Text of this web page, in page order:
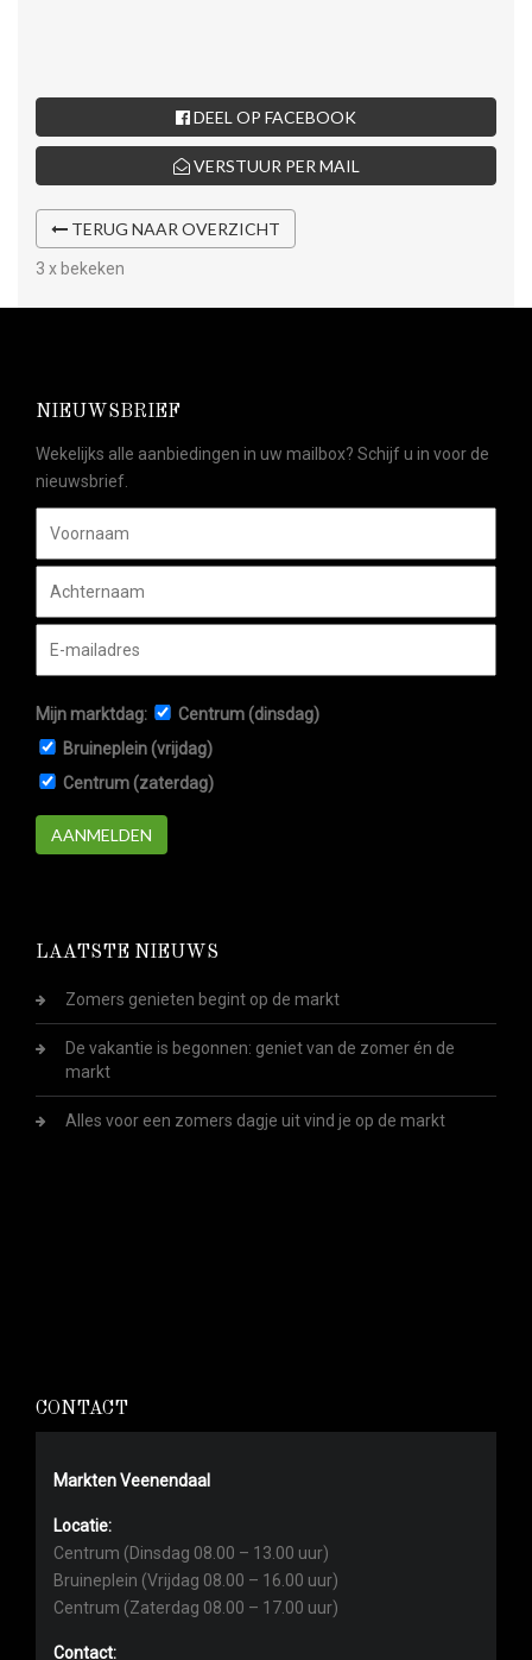
DEEL OP FACEBOOK
VERSTUUR PER MAIL
TERUG NAAR OVERZICHT
3 x bekeken
NIEUWSBRIEF
Wekelijks alle aanbiedingen in uw mailbox? Schijf u in voor de
nieuwsbrief.
Mijn marktdag:
Centrum (dinsdag)
Bruineplein (vrijdag)
Centrum (zaterdag)
AANMELDEN
LAATSTE NIEUWS
Zomers genieten begint op de markt
De vakantie is begonnen: geniet van de zomer én de
markt
Alles voor een zomers dagje uit vind je op de markt
CONTACT
Markten Veenendaal
Locatie:
Centrum (Dinsdag 08.00 – 13.00 uur)
Bruineplein (Vrijdag 08.00 – 16.00 uur)
Centrum (Zaterdag 08.00 – 17.00 uur)
Contact: